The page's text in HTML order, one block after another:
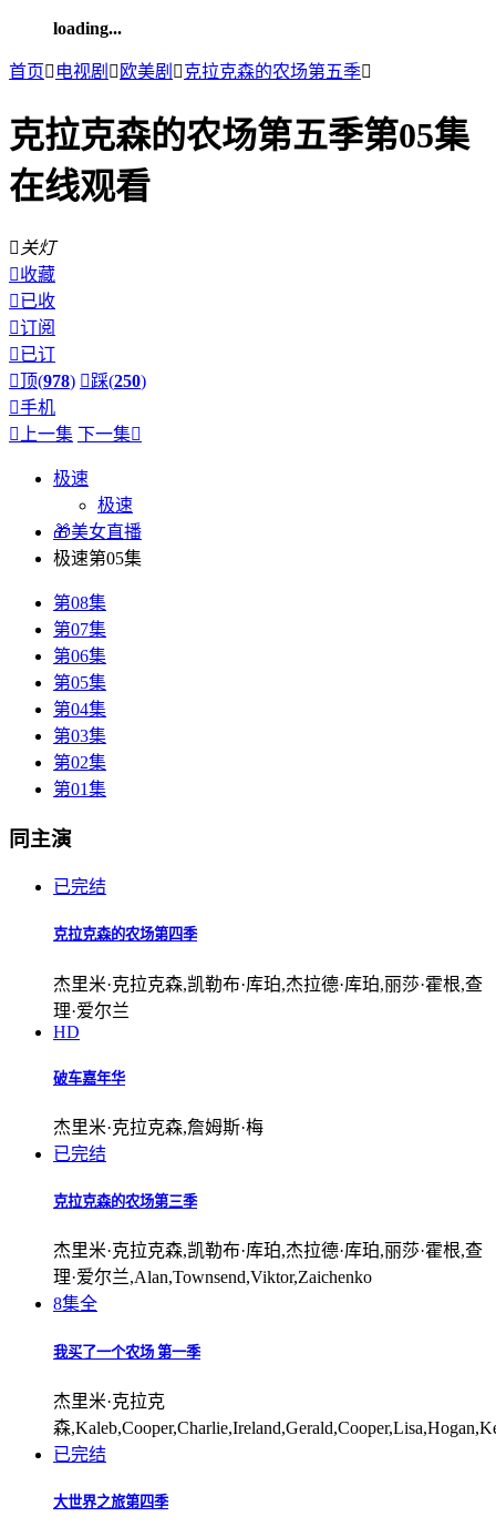
loading...
首页 电视剧  欧美剧 克拉克森的农场第五季
克拉克森的农场第五季第05集
在线观看
 关灯
收藏
已收
订阅
已订
顶(978) 踩(250)
手机
 上一集 下一集
极速
极速
🎁美女直播
极速第05集
第08集
第07集
第06集
第05集
第04集
第03集
第02集
第01集
同主演
已完结
克拉克森的农场第四季
杰里米·克拉克森,凯勒布·库珀,杰拉德·库珀,丽莎·霍根,查
理·爱尔兰
HD
破车嘉年华
杰里米·克拉克森,詹姆斯·梅
已完结
克拉克森的农场第三季
杰里米·克拉克森,凯勒布·库珀,杰拉德·库珀,丽莎·霍根,查
理·爱尔兰,Alan,Townsend,Viktor,Zaichenko
8集全
我买了一个农场 第一季
杰里米·克拉克
森
已完结
大世界之旅第四季